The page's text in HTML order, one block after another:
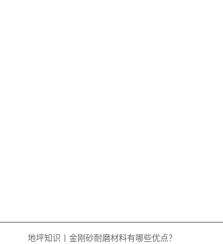
地坪知识丨金刚砂耐磨材料有哪些优点？